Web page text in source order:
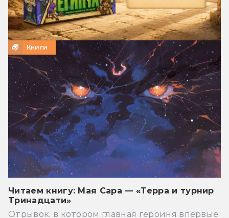
Книги
Читаем книгу: Мая Сара — «Терра и турнир
Тринадцати»
Отрывок, в котором главная героиня впервые